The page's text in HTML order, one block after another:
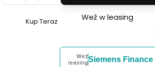
Szybki
Kup Teraz Weź w leasing
Weź
leasingSiemens Finance